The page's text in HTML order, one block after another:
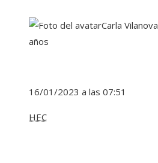
Carla Vilanova
años
16/01/2023 a las 07:51
HEC